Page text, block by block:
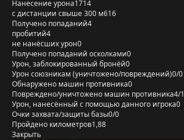
Нанесение урона1714
с дистанции свыше 300 м616
Получено попаданий4
пробитий4
не нанёсших урон0
Получено попаданий осколками0
Урон, заблокированный бронёй0
Урон союзникам (уничтожено/повреждений)0/0
Обнаружено машин противника0
Повреждено/уничтожено машин противника4/1
Урон, нанесённый с помощью данного игрока0
Очки захвата/защиты базы0/0
Пройдено километров1,88
Закрыть